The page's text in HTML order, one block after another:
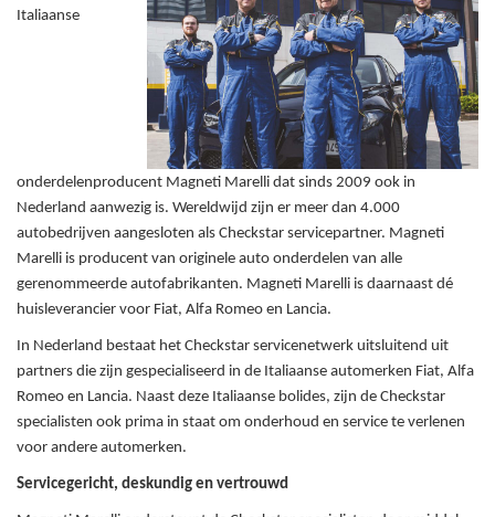
Italiaanse
onderdelenproducent Magneti Marelli dat sinds 2009 ook in
Nederland aanwezig is. Wereldwijd zijn er meer dan 4.000
autobedrijven aangesloten als Checkstar servicepartner. Magneti
Marelli is producent van originele auto onderdelen van alle
gerenommeerde autofabrikanten. Magneti Marelli is daarnaast dé
huisleverancier voor Fiat, Alfa Romeo en Lancia.
In Nederland bestaat het Checkstar servicenetwerk uitsluitend uit
partners die zijn gespecialiseerd in de Italiaanse automerken Fiat, Alfa
Romeo en Lancia. Naast deze Italiaanse bolides, zijn de Checkstar
specialisten ook prima in staat om onderhoud en service te verlenen
voor andere automerken.
Servicegericht, deskundig en vertrouwd